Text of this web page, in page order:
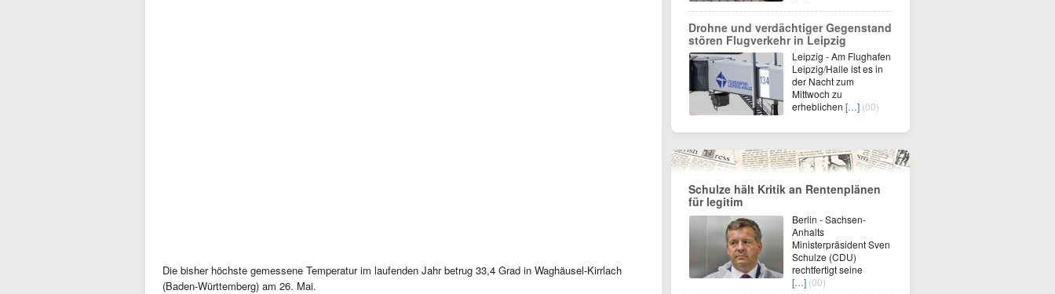
Die bisher höchste gemessene Temperatur im laufenden Jahr betrug 33,4 Grad in Waghäusel-Kirrlach
(Baden-Württemberg) am 26. Mai.
Drohne und verdächtiger Gegenstand
stören Flugverkehr in Leipzig
Leipzig - Am Flughafen
Leipzig/Halle ist es in
der Nacht zum
Mittwoch zu
erheblichen […] (00)
Schulze hält Kritik an Rentenplänen
für legitim
Berlin - Sachsen-
Anhalts
Ministerpräsident Sven
Schulze (CDU)
rechtfertigt seine
[…] (00)